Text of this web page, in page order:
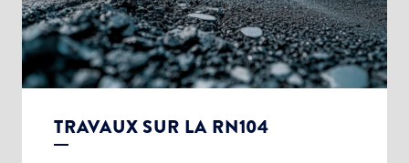
TRAVAUX SUR LA RN104